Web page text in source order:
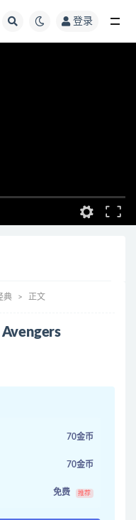
登录
典 正文
70金币
70金币
免费 推荐